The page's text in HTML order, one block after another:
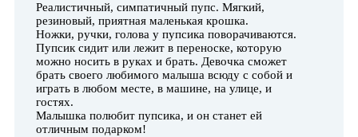
Реалистичный, симпатичный пупс. Мягкий,
резиновый, приятная маленькая крошка.
Ножки, ручки, голова у пупсика поворачиваются.
Пупсик сидит или лежит в переноске, которую
можно носить в руках и брать. Девочка сможет
брать своего любимого малыша всюду с собой и
играть в любом месте, в машине, на улице, и
гостях.
Малышка полюбит пупсика, и он станет ей
отличным подарком!